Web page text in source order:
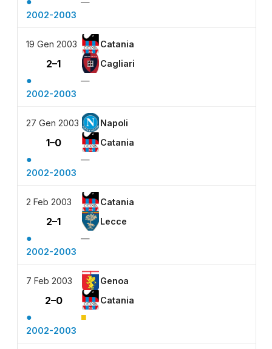
2002-2003
19 Gen 2003 Catania
2–1 Cagliari
●
—
2002-2003
27 Gen 2003 Napoli
1–0 Catania
●
—
2002-2003
2 Feb 2003 Catania
2–1 Lecce
●
—
2002-2003
7 Feb 2003 Genoa
2–0 Catania
● ■
2002-2003